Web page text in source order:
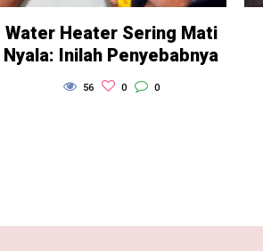
Water Heater Sering Mati
Nyala: Inilah Penyebabnya
56 0 0